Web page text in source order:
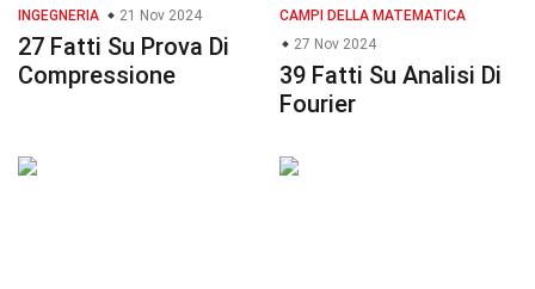
INGEGNERIA 21 Nov 2024
27 Fatti Su Prova Di
Compressione
CAMPI DELLA MATEMATICA
27 Nov 2024
39 Fatti Su Analisi Di
Fourier